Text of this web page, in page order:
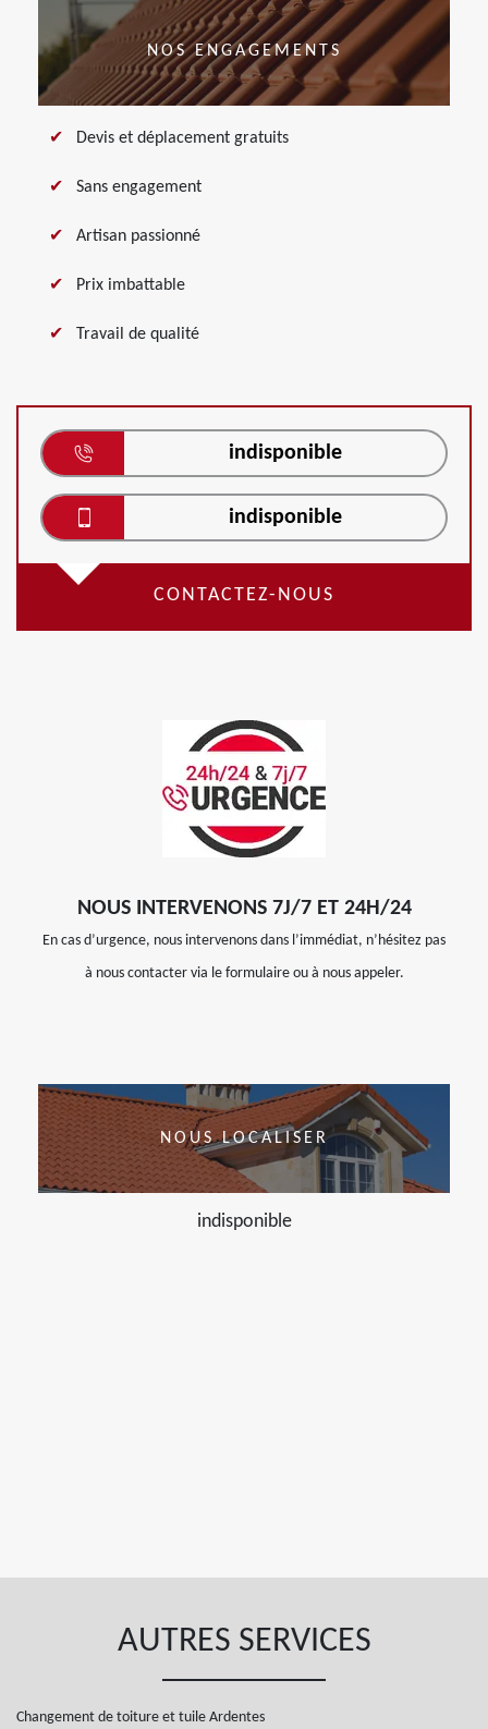
NOS ENGAGEMENTS
Devis et déplacement gratuits
Sans engagement
Artisan passionné
Prix imbattable
Travail de qualité
indisponible
indisponible
CONTACTEZ-NOUS
NOUS INTERVENONS 7J/7 ET 24H/24
En cas d’urgence, nous intervenons dans l’immédiat, n’hésitez pas
à nous contacter via le formulaire ou à nous appeler.
NOUS LOCALISER
indisponible
AUTRES SERVICES
Changement de toiture et tuile Ardentes